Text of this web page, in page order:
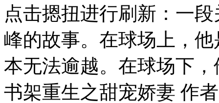
点击摁扭进行刷新：一
峰的故事。在球场上，
本无法逾越。在球场下
书架重生之甜宠娇妻 作